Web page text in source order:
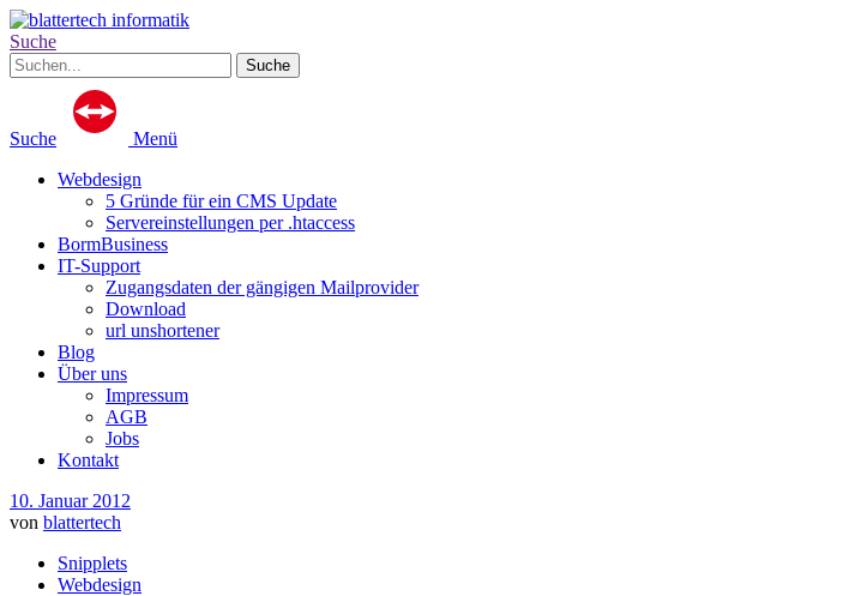
Suche
Suche
Menü
Webdesign
5 Gründe für ein CMS Update
Servereinstellungen per .htaccess
BormBusiness
IT-Support
Zugangsdaten der gängigen Mailprovider
Download
url unshortener
Blog
Über uns
Impressum
AGB
Jobs
Kontakt
10. Januar 2012
von blattertech
Snipplets
Webdesign